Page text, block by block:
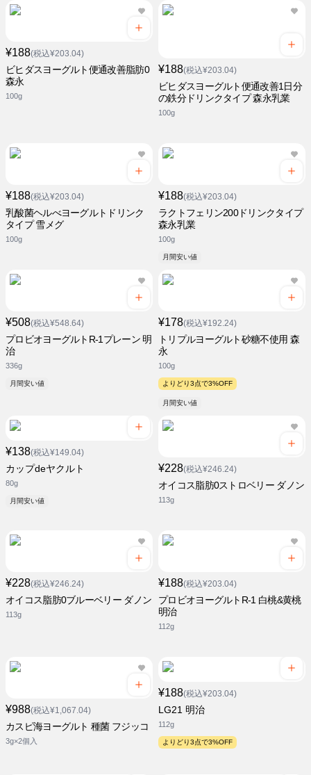
¥188(税込¥203.04)
ビヒダスヨーグルト便通改善脂肪0
森永
100g
¥188(税込¥203.04)
ビヒダスヨーグルト便通改善1日分
の鉄分ドリンクタイプ 森永乳業
100g
¥188(税込¥203.04)
乳酸菌ヘルべヨーグルトドリンク
タイプ 雪メグ
100g
¥188(税込¥203.04)
ラクトフェリン200ドリンクタイプ
森永乳業
100g
月間安い値
¥508(税込¥548.64)
プロビオヨーグルトR-1プレーン 明
治
336g
月間安い値
¥178(税込¥192.24)
トリプルヨーグルト砂糖不使用 森
永
100g
よりどり3点で3%OFF
月間安い値
¥138(税込¥149.04)
カップdeヤクルト
80g
月間安い値
¥228(税込¥246.24)
オイコス脂肪0ストロベリー ダノン
113g
¥228(税込¥246.24)
オイコス脂肪0ブルーベリー ダノン
113g
¥188(税込¥203.04)
プロビオヨーグルトR-1 白桃&黄桃
明治
112g
¥988(税込¥1,067.04)
カスピ海ヨーグルト 種菌 フジッコ
3g×2個入
¥188(税込¥203.04)
LG21 明治
112g
よりどり3点で3%OFF